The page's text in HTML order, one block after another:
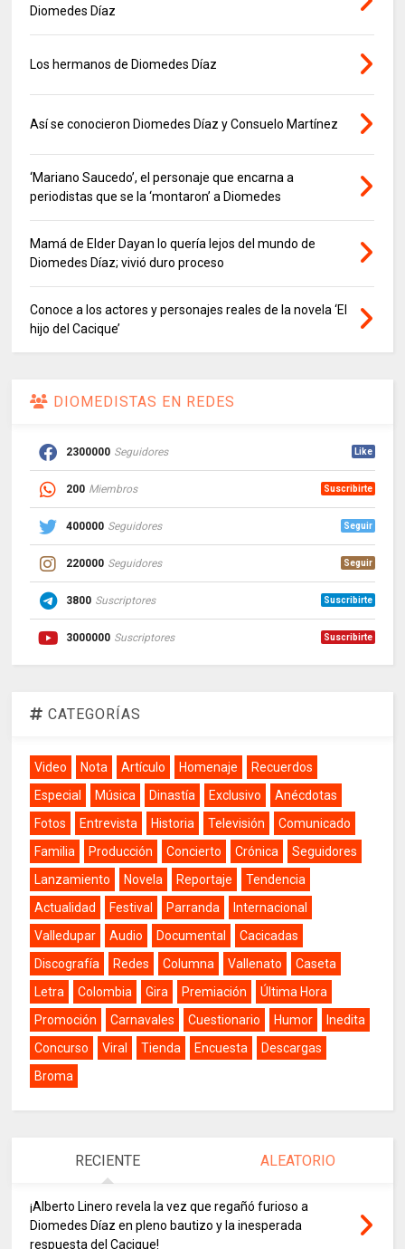
Diomedes Díaz
Los hermanos de Diomedes Díaz
Así se conocieron Diomedes Díaz y Consuelo Martínez
‘Mariano Saucedo’, el personaje que encarna a
periodistas que se la ‘montaron’ a Diomedes
Mamá de Elder Dayan lo quería lejos del mundo de
Diomedes Díaz; vivió duro proceso
Conoce a los actores y personajes reales de la novela ‘El
hijo del Cacique’
DIOMEDISTAS EN REDES
2300000 Seguidores Like
200 Miembros Suscribirte
400000 Seguidores Seguir
220000 Seguidores Seguir
3800 Suscriptores Suscribirte
3000000 Suscriptores Suscribirte
CATEGORÍAS
Video Nota Artículo Homenaje
Recuerdos
Especial
Música Dinastía Exclusivo
Anécdotas
Fotos
Entrevista Historia Televisión
Comunicado
Familia
Producción Concierto Crónica
Seguidores
Lanzamiento
Novela Reportaje
Tendencia
Actualidad
Festival Parranda
Internacional
Valledupar
Audio Documental
Cacicadas
Discografía
Redes Columna Vallenato
Caseta
Letra
Colombia Gira Premiación
Última Hora
Promoción
Carnavales Cuestionario Humor
Inedita
Concurso
Viral Tienda Encuesta
Descargas
Broma
RECIENTE ALEATORIO
¡Alberto Linero revela la vez que regañó furioso a
Diomedes Díaz en pleno bautizo y la inesperada
respuesta del Cacique!